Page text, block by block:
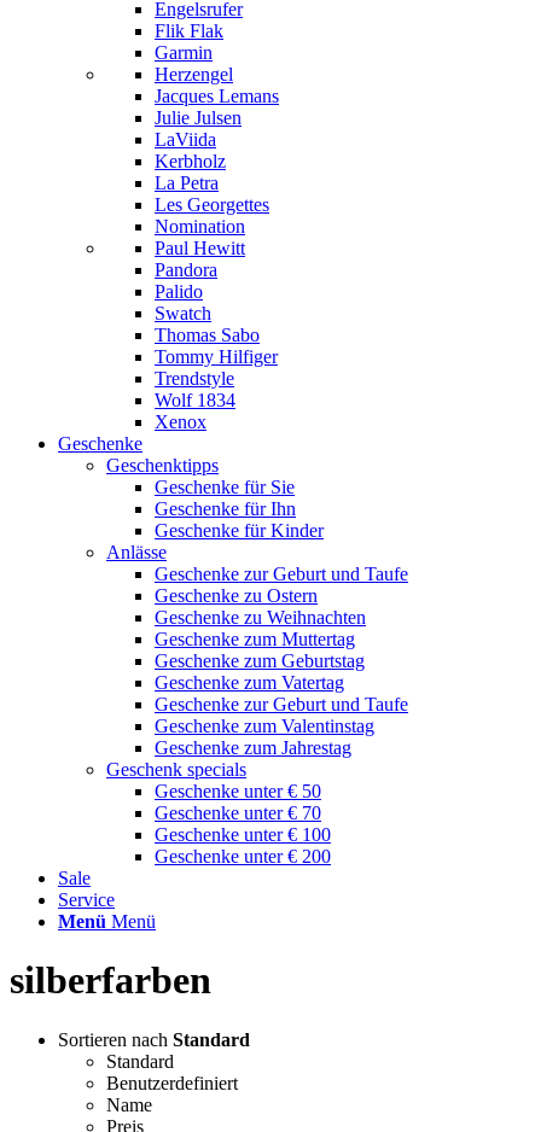
Engelsrufer
Flik Flak
Garmin
Herzengel
Jacques Lemans
Julie Julsen
LaViida
Kerbholz
La Petra
Les Georgettes
Nomination
Paul Hewitt
Pandora
Palido
Swatch
Thomas Sabo
Tommy Hilfiger
Trendstyle
Wolf 1834
Xenox
Geschenke
Geschenktipps
Geschenke für Sie
Geschenke für Ihn
Geschenke für Kinder
Anlässe
Geschenke zur Geburt und Taufe
Geschenke zu Ostern
Geschenke zu Weihnachten
Geschenke zum Muttertag
Geschenke zum Geburtstag
Geschenke zum Vatertag
Geschenke zur Geburt und Taufe
Geschenke zum Valentinstag
Geschenke zum Jahrestag
Geschenk specials
Geschenke unter € 50
Geschenke unter € 70
Geschenke unter € 100
Geschenke unter € 200
Sale
Service
Menü Menü
silberfarben
Sortieren nach Standard
Standard
Benutzerdefiniert
Name
Preis